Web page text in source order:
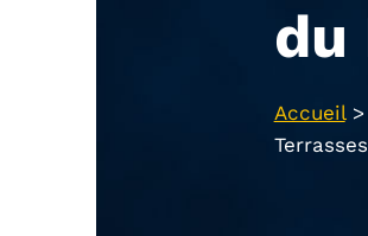
du
Accueil>